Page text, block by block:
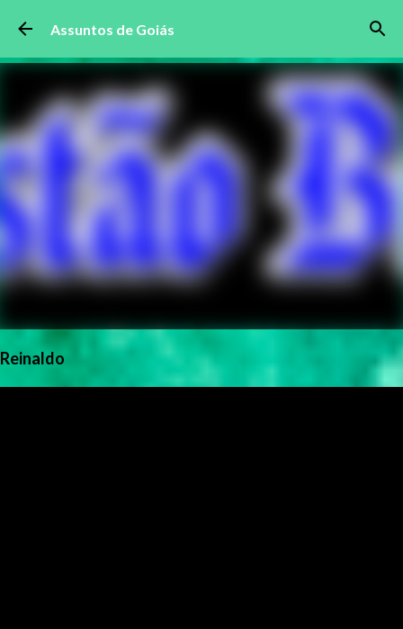
Pular para o conteúdo principal
Assuntos de Goiás
Reinaldo